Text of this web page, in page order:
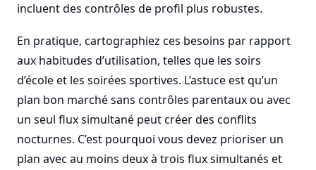
incluent des contrôles de profil plus robustes.
En pratique, cartographiez ces besoins par rapport
aux habitudes d’utilisation, telles que les soirs
d’école et les soirées sportives. L’astuce est qu’un
plan bon marché sans contrôles parentaux ou avec
un seul flux simultané peut créer des conflits
nocturnes. C’est pourquoi vous devez prioriser un
plan avec au moins deux à trois flux simultanés et